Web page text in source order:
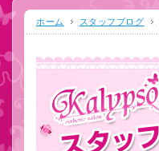
ホーム スタッフブログ